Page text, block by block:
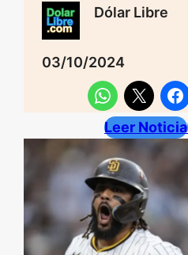
Dólar Libre
03/10/2024
Leer Noticia